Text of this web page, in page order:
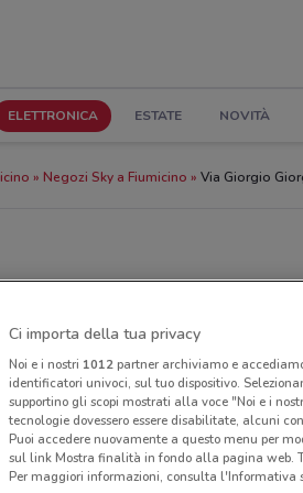
ELETTRONICA ESTATE NOVITÀ
Negozi Sky a Fiumicino Via Giorgio
ultimi provvedimenti regionali o
Ci importa della tua privacy
Noi e i nostri 1012partner archiviamo e
identificatori univoci, sul tuo dispositivo.
supportino gli scopi mostrati alla voce "Noi e i
tecnologie dovessero essere disabilitate, alcuni
Puoi accedere nuovamente a questo menu per
sul link Mostra finalità in fondo alla pagina web.
Per maggiori informazioni, consulta l'Informativa